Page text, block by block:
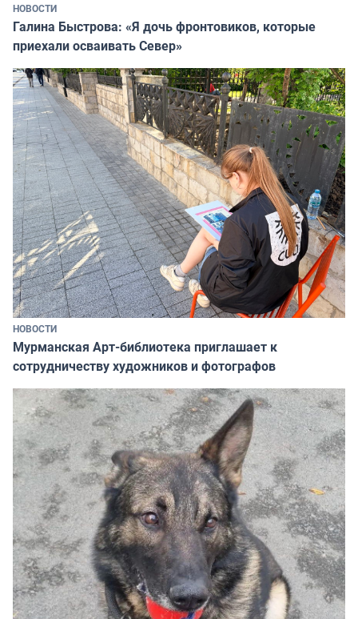
НОВОСТИ
Галина Быстрова: «Я дочь фронтовиков, которые
приехали осваивать Север»
НОВОСТИ
Мурманская Арт-библиотека приглашает к
сотрудничеству художников и фотографов